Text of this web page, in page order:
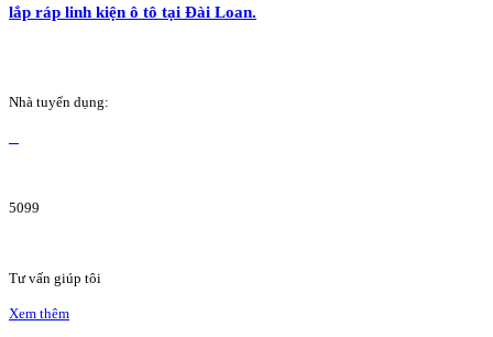
lắp ráp linh kiện ô tô tại Đài Loan.
Nhà tuyển dụng:
5099
Tư vấn giúp tôi
Xem thêm